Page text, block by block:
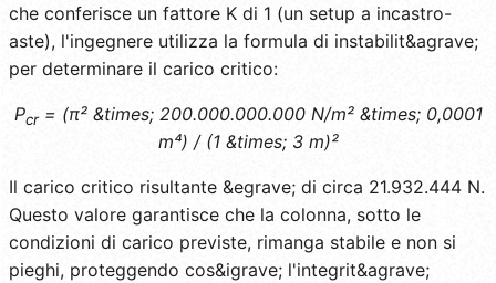
che conferisce un fattore K di 1 (un setup a incastro-
aste), l'ingegnere utilizza la formula di instabilit&agrave;
per determinare il carico critico:
Pcr= (π² &times; 200.000.000.000 N/m² &times; 0,0001
m⁴) / (1 &times; 3 m)²
Il carico critico risultante &egrave; di circa 21.932.444 N.
Questo valore garantisce che la colonna, sotto le
condizioni di carico previste, rimanga stabile e non si
pieghi, proteggendo cos&igrave; l'integrit&agrave;